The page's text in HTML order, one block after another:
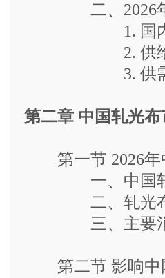
二、2026年中
1. 国内市场
2. 供给来
3. 供需格
第二章 中国轧光
第一节 2026年
一、中国轧光
二、轧光布产
三、主要消费
第二节 影响中